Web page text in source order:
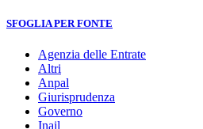
SFOGLIA PER FONTE
Agenzia delle Entrate
Altri
Anpal
Giurisprudenza
Governo
Inail